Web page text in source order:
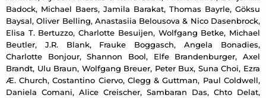
Badock, Michael Baers, Jamila Barakat, Thomas Bayrle, Göksu
Baysal, Oliver Belling, Anastasiia Belousova & Nico Dasenbrock,
Elisa T. Bertuzzo, Charlotte Besuijen, Wolfgang Betke, Michael
Beutler, J.R. Blank, Frauke Boggasch, Angela Bonadies,
Charlotte Bonjour, Shannon Bool, Elfe Brandenburger, Axel
Brandt, Ulu Braun, Wolfgang Breuer, Peter Bux, Suna Choi, Ezra
Æ. Church, Costantino Ciervo, Clegg & Guttman, Paul Coldwell,
Daniela Comani, Alice Creischer, Sambaran Das, Chto Delat,